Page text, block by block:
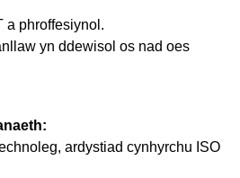
a phroffesiynol.
yn ddewisol os nad oes
ardystiad cynhyrchu ISO